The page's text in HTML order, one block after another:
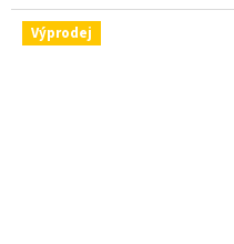
Výprodej